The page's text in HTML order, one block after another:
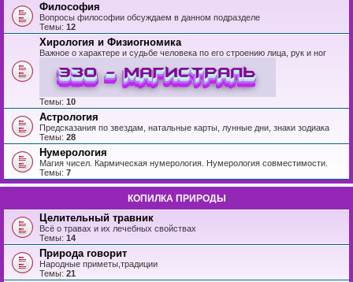
Философия
Вопросы философии обсуждаем в данном подразделе
Темы: 12
Хирология и Физиогномика
Важное о характере и судьбе человека по его строению лица, рук и ног
Темы: 10
Астрология
Предсказания по звездам, натальные карты, лунные дни, знаки зодиака
Темы: 28
Нумерология
Магия чисел. Кармическая нумерология. Нумерология совместимости.
Темы: 7
КОПИЛКА ПРИРОДЫ
Целительный травник
Всё о травах и их лечебных свойствах
Темы: 14
Природа говорит
Народные приметы,традиции
Темы: 21